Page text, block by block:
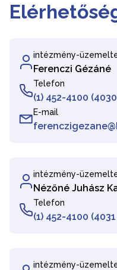
intézmény-
Ferenczi Gézáné
Telefon
(1) 452-4100
E-mail
intézmény-
Nézőné Juhász
Telefon
(1) 452-4100
intézmény-